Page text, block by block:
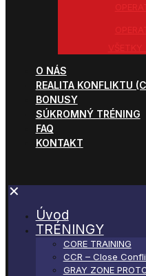
VŠETKY
O NÁS
REALITA KONFLIKTU
BONUSY
SÚKROMNÝ TRÉNING
FAQ
KONTAKT
✕
Úvod
TRÉNINGY
CORE TRAINING
CCR – Close
GRAY ZONE